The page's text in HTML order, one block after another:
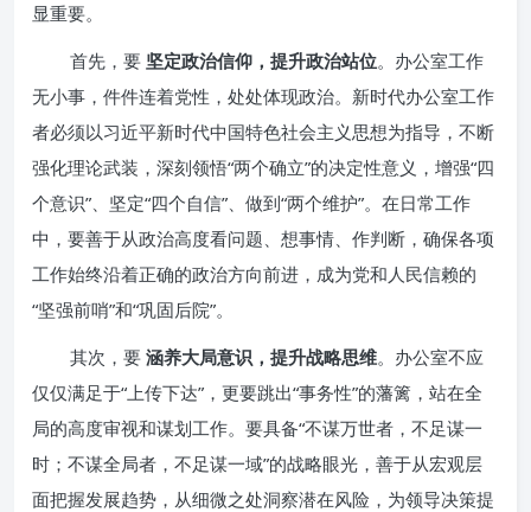
显重要。
首先，要 坚定政治信仰，提升政治站位。办公室工作
无小事，件件连着党性，处处体现政治。新时代办公室工作
者必须以习近平新时代中国特色社会主义思想为指导，不断
强化理论武装，深刻领悟“两个确立”的决定性意义，增强“四
个意识”、坚定“四个自信”、做到“两个维护”。在日常工作
中，要善于从政治高度看问题、想事情、作判断，确保各项
工作始终沿着正确的政治方向前进，成为党和人民信赖的
“坚强前哨”和“巩固后院”。
其次，要 涵养大局意识，提升战略思维。办公室不应
仅仅满足于“上传下达”，更要跳出“事务性”的藩篱，站在全
局的高度审视和谋划工作。要具备“不谋万世者，不足谋一
时；不谋全局者，不足谋一域”的战略眼光，善于从宏观层
面把握发展趋势，从细微之处洞察潜在风险，为领导决策提